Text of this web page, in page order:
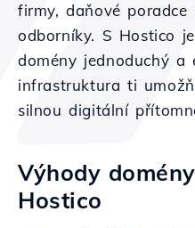
firmy, daňové poradce
odborníky. S Hostico
domény jednoduchý a
infrastruktura ti
silnou digitální
Výhody
Hostico